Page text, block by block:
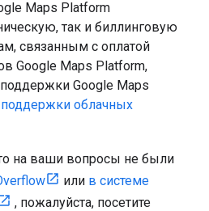
Maps Platform
так и биллинговую
связанным с оплатой
Google Maps Platform,
Google Maps
поддержки облачных
на ваши вопросы не были
или в системе
, пожалуйста, посетите